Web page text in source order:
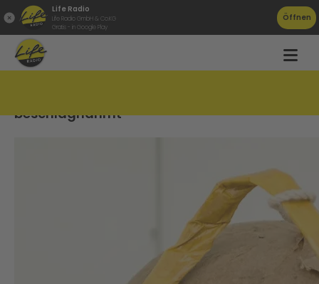
Life Radio
Life Radio GmbH & Co.KG
Gratis - in Google Play
Öffnen
beschlagnahmt